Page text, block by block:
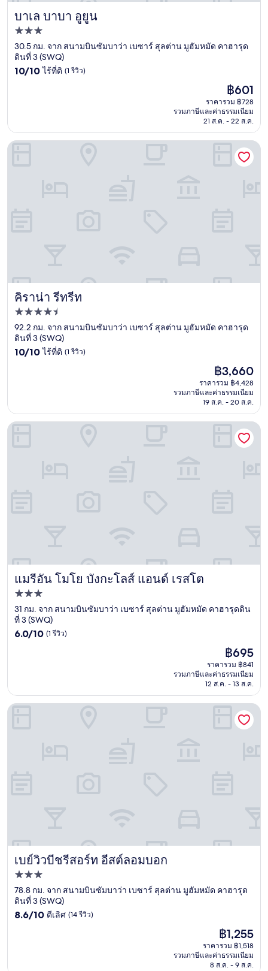
บาเล บาบา อูยูน
บาเล บาบา อูยูน
ที่พัก
3.0
ดาว
30.5 กม. จาก สนามบินซัมบาว่า เบซาร์ สุลต่าน มูฮัมหมัด คาฮารุด
ดินที่ 3 (SWQ)
10.0
(1
รีวิว)
10/10 ไร้ที่ติ (1 รีวิว)
ราคา
ปัจจุบัน
คือ
฿601
฿601
ราคารวม ฿728
รวมภาษีและค่าธรรมเนียม
21 ส.ค. - 22 ส.ค.
คิราน่า รีทรีท
คิราน่า รีทรีท
ที่พัก
4.5
ดาว
92.2 กม. จาก สนามบินซัมบาว่า เบซาร์ สุลต่าน มูฮัมหมัด คาฮารุด
ดินที่ 3 (SWQ)
10.0
(1
รีวิว)
10/10 ไร้ที่ติ (1 รีวิว)
ราคา
ปัจจุบัน
คือ
฿3,660
฿3,660
ราคารวม ฿4,428
รวมภาษีและค่าธรรมเนียม
19 ส.ค. - 20 ส.ค.
คิราน่า รีทรีท
แมรีอัน โมโย บังกะโลส์ แอนด์ เรสโต
แมรีอัน โมโย บังกะโลส์ แอนด์ เรสโต
ที่พัก
3.0
ดาว
31 กม. จาก สนามบินซัมบาว่า เบซาร์ สุลต่าน มูฮัมหมัด คาฮารุดดิน
ที่ 3 (SWQ)
6.0
6.0/10 (1 รีวิว)
ราคา
ปัจจุบัน
คือ
฿695
฿695
ราคารวม ฿841
รวมภาษีและค่าธรรมเนียม
12 ส.ค. - 13 ส.ค.
แมรีอัน โมโย บังกะโลส์ แอนด์ เรสโต
เบย์วิวบีชรีสอร์ท อีสต์ลอมบอก
เบย์วิวบีชรีสอร์ท อีสต์ลอมบอก
ที่พัก
3.0
ดาว
78.8 กม. จาก สนามบินซัมบาว่า เบซาร์ สุลต่าน มูฮัมหมัด คาฮารุด
ดินที่ 3 (SWQ)
8.6
8.6/10 ดีเลิศ (14 รีวิว)
ราคา
ปัจจุบัน
คือ
฿1,255
฿1,255
ราคารวม ฿1,518
รวมภาษีและค่าธรรมเนียม
8 ส.ค. - 9 ส.ค.
เบย์วิวบีชรีสอร์ท อีสต์ลอมบอก